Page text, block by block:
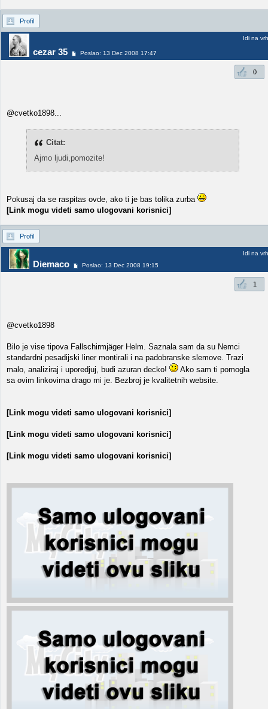
Profil
cezar 35 Poslao: 13 Dec 2008 17:47
Idi na vrh
0
@cvetko1898...
Citat:
Ajmo ljudi,pomozite!
Pokusaj da se raspitas ovde, ako ti je bas tolika zurba
[Link mogu videti samo ulogovani korisnici]
Profil
Diemaco Poslao: 13 Dec 2008 19:15
Idi na vrh
1
@cvetko1898
Bilo je vise tipova Fallschirmjäger Helm. Saznala sam da su Nemci
standardni pesadijski liner montirali i na padobranske slemove. Trazi
malo, analiziraj i uporedjuj, budi azuran decko!
Ako sam ti pomogla
sa ovim linkovima drago mi je. Bezbroj je kvalitetnih website.
[Link mogu videti samo ulogovani korisnici]
[Link mogu videti samo ulogovani korisnici]
[Link mogu videti samo ulogovani korisnici]